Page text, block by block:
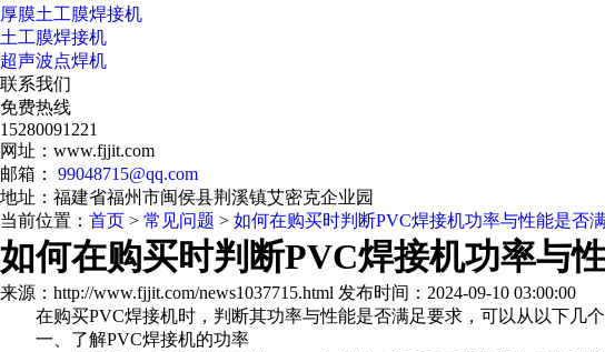
厚膜土工膜焊接机
土工膜焊接机
超声波点焊机
联系我们
免费热线
15280091221
网址：www.fjjit.com
邮箱： 99048715@qq.com
地址：福建省福州市闽侯县荆溪镇艾密克企业园
当前位置： 首页 > 常见问题 > 如何在购买时判断PVC焊接机功率与性能是否
如何在购买时判断PVC焊接机功率与
来源：http://www.fjjit.com/news1037715.html 发布时间：2024-09-10 03:00:00
在购买PVC焊接机时，判断其功率与性能是否满足要求，可以从以下几个
一、了解PVC焊接机的功率